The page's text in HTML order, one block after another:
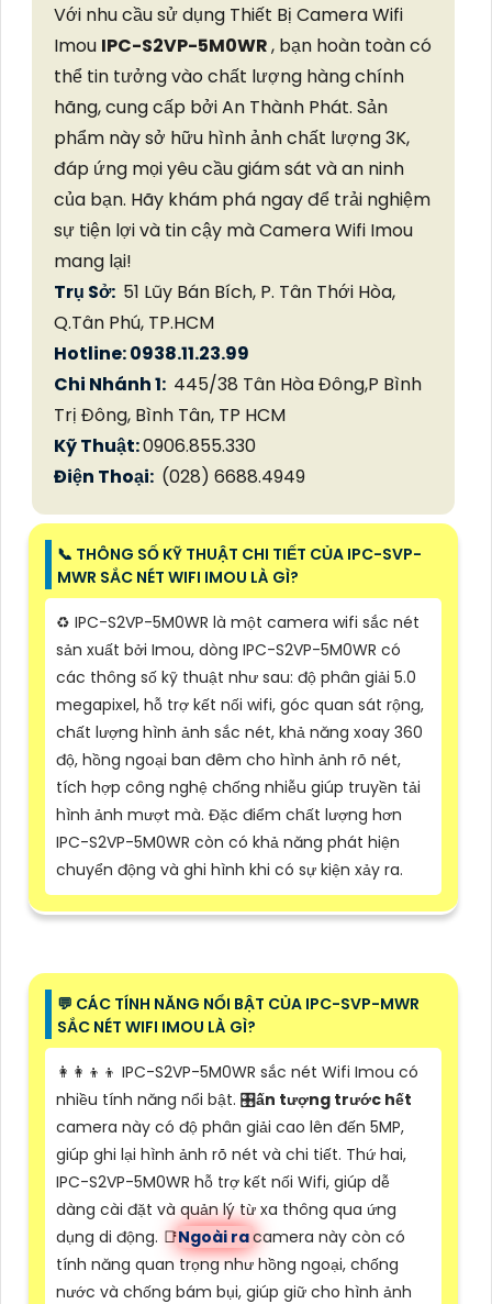
Với nhu cầu sử dụng Thiết Bị Camera Wifi
Imou IPC-S2VP-5M0WR, bạn hoàn toàn có
thể tin tưởng vào chất lượng hàng chính
hãng, cung cấp bởi An Thành Phát. Sản
phẩm này sở hữu hình ảnh chất lượng 3K,
đáp ứng mọi yêu cầu giám sát và an ninh
của bạn. Hãy khám phá ngay để trải nghiệm
sự tiện lợi và tin cậy mà Camera Wifi Imou
mang lại!
Trụ Sở: 51 Lũy Bán Bích, P. Tân Thới Hòa,
Q.Tân Phú, TP.HCM
Hotline: 0938.11.23.99
Chi Nhánh 1: 445/38 Tân Hòa Đông,P Bình
Trị Đông, Bình Tân, TP HCM
Kỹ Thuật:0906.855.330
Điện Thoại: (028) 6688.4949
📞 THÔNG SỐ KỸ THUẬT CHI TIẾT CỦA IPC-SVP-
MWR SẮC NÉT WIFI IMOU LÀ GÌ?
♻️ IPC-S2VP-5M0WR là một camera wifi sắc nét
sản xuất bởi Imou, dòng IPC-S2VP-5M0WR có
các thông số kỹ thuật như sau: độ phân giải 5.0
megapixel, hỗ trợ kết nối wifi, góc quan sát rộng,
chất lượng hình ảnh sắc nét, khả năng xoay 360
độ, hồng ngoại ban đêm cho hình ảnh rõ nét,
tích hợp công nghệ chống nhiễu giúp truyền tải
hình ảnh mượt mà. Đặc điểm chất lượng hơn
IPC-S2VP-5M0WR còn có khả năng phát hiện
chuyển động và ghi hình khi có sự kiện xảy ra.
️💬 CÁC TÍNH NĂNG NỔI BẬT CỦA IPC-SVP-MWR
SẮC NÉT WIFI IMOU LÀ GÌ?
👩‍👩‍👦‍👦 IPC-S2VP-5M0WR sắc nét Wifi Imou có
nhiều tính năng nổi bật. 🎛ấn tượng trước hết
camera này có độ phân giải cao lên đến 5MP,
giúp ghi lại hình ảnh rõ nét và chi tiết. Thứ hai,
IPC-S2VP-5M0WR hỗ trợ kết nối Wifi, giúp dễ
dàng cài đặt và quản lý từ xa thông qua ứng
dụng di động. 📑Ngoài racamera này còn có
tính năng quan trọng như hồng ngoại, chống
nước và chống bám bụi, giúp giữ cho hình ảnh